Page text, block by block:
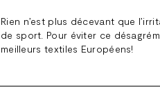
Rien n’est plus décevant que
de sport. Pour éviter ce
meilleurs textiles Européens!